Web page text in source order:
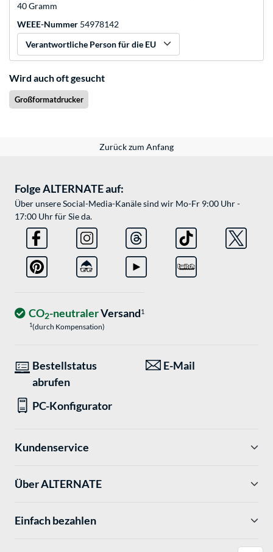
40 Gramm
WEEE-Nummer 54978142
Verantwortliche Person für die EU
Wird auch oft gesucht
Großformatdrucker
Zurück zum Anfang
Folge ALTERNATE auf:
Über unsere Social-Media-Kanäle sind wir Mo-Fr 9:00 Uhr -
17:00 Uhr für Sie da.
CO2-neutralerVersand1
1(durch Kompensation)
Bestellstatus
abrufen
E-Mail
PC-Konfigurator
Kundenservice
Über ALTERNATE
Einfach bezahlen